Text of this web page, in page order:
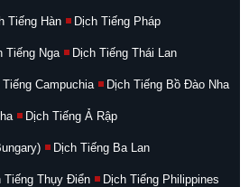
Tiếng Hàn Dịch Tiếng Pháp
Tiếng Nga Dịch Tiếng Thái Lan
Tiếng Campuchia Dịch Tiếng Bồ Đào Nha
Dịch Tiếng Ả Rập
Dịch Tiếng Ba Lan
Tiếng Thụy Điển Dịch Tiếng Philippines